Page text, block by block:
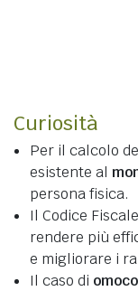
Curiosità
Per il calcolo
esistente al
persona fisica.
Il Codice
rendere più
e migliorare i
Il caso di